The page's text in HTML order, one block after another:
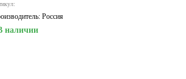
Россия
наличии